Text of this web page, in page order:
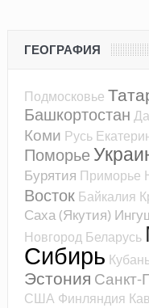
ГЕОГРАФИЯ
Подмосковье
Башкортостан
Коми Русь
Поморье
Бурятия Приморье
Восток Байкалия
Саха (Якутия)
Новгород Беларусь
Сибирь
Эстония Санкт-
США Финляндия